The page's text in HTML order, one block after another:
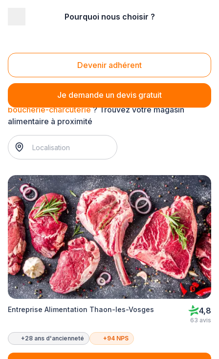
Pourquoi nous choisir ?
Devenir adhérent
Je demande un devis gratuit
Boucherie-charcuterie
boucherie-charcuterie? Trouvez votre magasin
alimentaire à proximité
Entreprise Alimentation Thaon-les-Vosges 4,8
63 avis
+28 ans d'ancienneté +94 NPS